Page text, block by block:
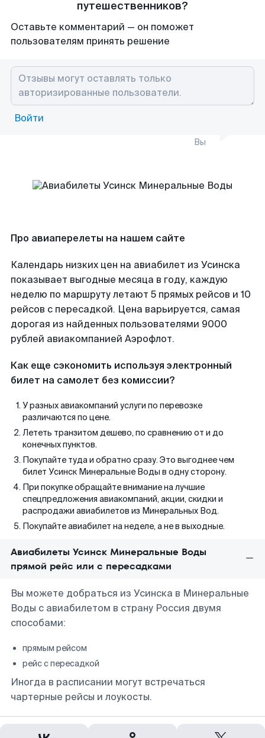
путешественников?
Оставьте комментарий — он поможет
пользователям принять решение
Войти
Вы
Про авиаперелеты на нашем сайте
Календарь низких цен на авиабилет из Усинска
показывает выгодные месяца в году, каждую
неделю по маршруту летают 5 прямых рейсов и 10
рейсов с пересадкой. Цена варьируется, самая
дорогая из найденных пользователями 9000
рублей авиакомпанией Аэрофлот.
Как еще сэкономить используя электронный
билет на самолет без комиссии?
У разных авиакомпаний услуги по перевозке
различаются по цене.
Лететь транзитом дешево, по сравнению от и до
конечных пунктов.
Покупайте туда и обратно сразу. Это выгоднее чем
билет Усинск Минеральные Воды в одну сторону.
При покупке обращайте внимание на лучшие
спецпредложения авиакомпаний, акции, скидки и
распродажи авиабилетов из Минеральных Вод.
Покупайте авиабилет на неделе, а не в выходные.
Авиабилеты Усинск Минеральные Воды
прямой рейс или с пересадками
Вы можете добраться из Усинска в Минеральные
Воды с авиабилетом в страну Россия двумя
способами:
прямым рейсом
рейс с пересадкой
Иногда в расписании могут встречаться
чартерные рейсы и лоукосты.